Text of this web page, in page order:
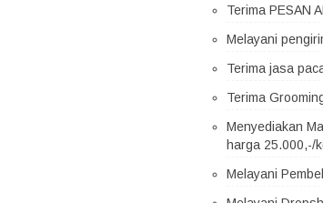
Terima PESAN
Melayani
Terima jasa
Terima
Menyediakan
harga 25.000,-/
Melayani